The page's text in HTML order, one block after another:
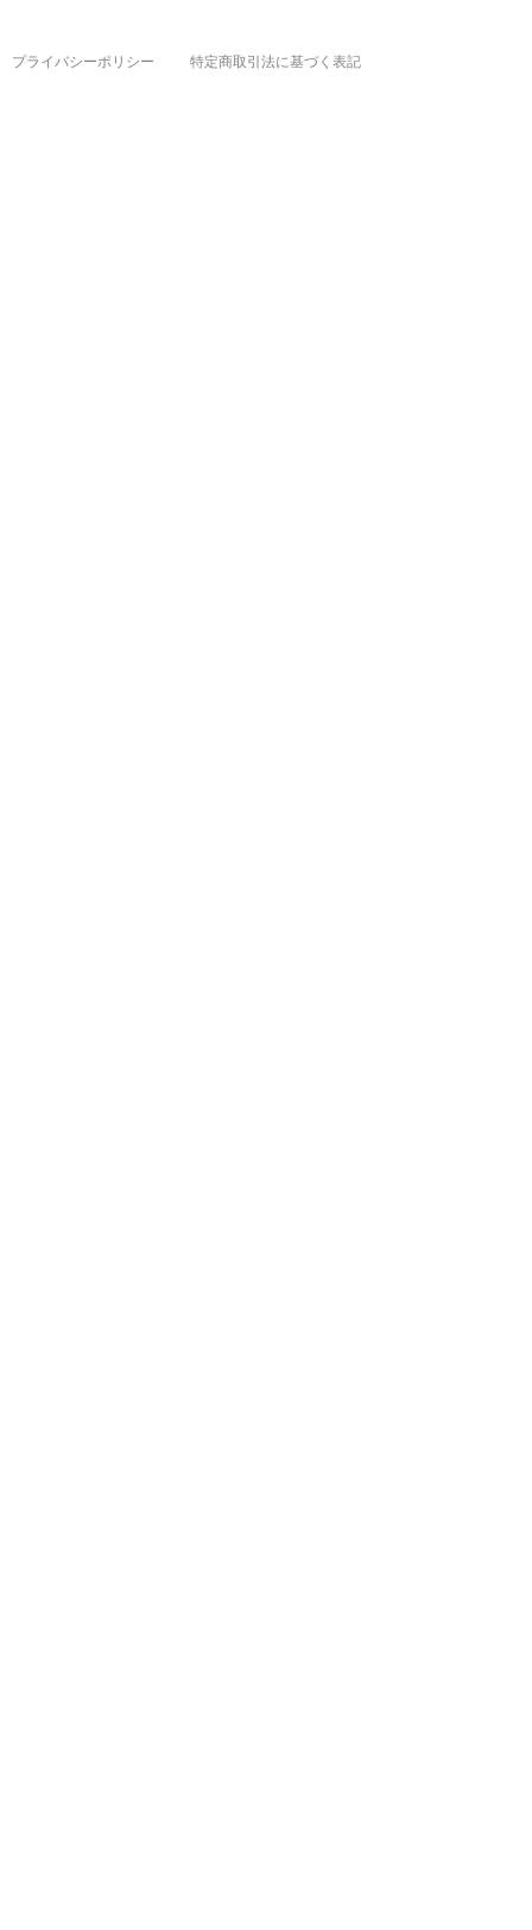
プライバシーポリシー 特定商取引法に基づく表記